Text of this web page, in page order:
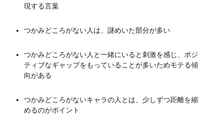
現する言葉
つかみどころがない人は、謎めいた部分が多い
つかみどころがない人と一緒にいると刺激を感じ、ポジ
ティブなギャップをもっていることが多いためモテる傾
向がある
つかみどころがないキャラの人とは、少しずつ距離を縮
めるのがポイント